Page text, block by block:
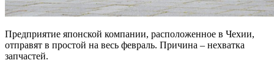
Предприятие японской компании, расположенное в Чехии,
отправят в простой на весь февраль. Причина – нехватка
запчастей.